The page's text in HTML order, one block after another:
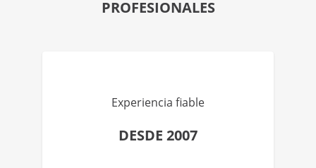
PROFESIONALES
Experiencia fiable
DESDE 2007